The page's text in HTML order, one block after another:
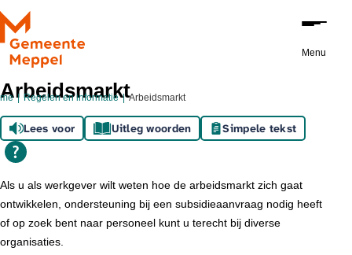
Ga naar de inhoud
Menu
Regelen en informatie Arbeidsmarkt
Arbeidsmarkt
Lees voor Uitleg woorden Simpele tekst
Als u als werkgever wilt weten hoe de arbeidsmarkt zich gaat
ontwikkelen, ondersteuning bij een subsidieaanvraag nodig heeft
of op zoek bent naar personeel kunt u terecht bij diverse
organisaties.